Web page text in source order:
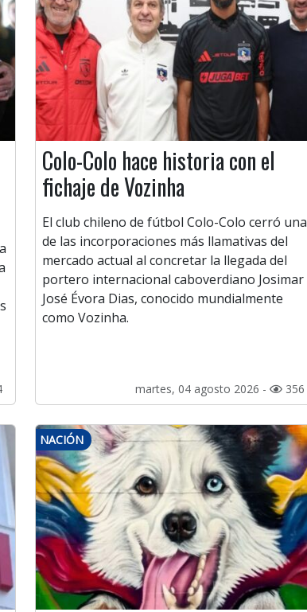
Colo-Colo hace historia con el
fichaje de Vozinha
El club chileno de fútbol Colo-Colo cerró una
de las incorporaciones más llamativas del
mercado actual al concretar la llegada del
portero internacional caboverdiano Josimar
José Évora Dias, conocido mundialmente
como Vozinha.
martes, 04 agosto 2026 - 356
NACIÓN